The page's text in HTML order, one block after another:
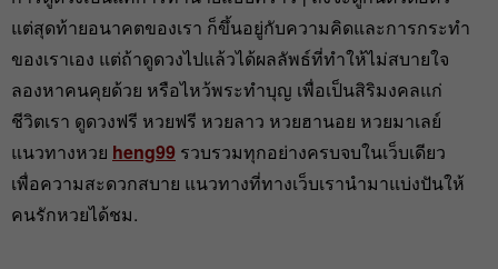
แต่สุดท้ายอนาคตของเรา ก็ขึ้นอยู่กับความคิดและการกระทำ
ของเราเอง แต่ถ้าดูดวงไปแล้วได้ผลลัพธ์ที่ทำให้ไม่สบายใจ
ลองหาคนคุยด้วย หรือไหว้พระทำบุญ เพื่อเป็นสิริมงคลแก่
ชีวิตเรา ดูดวงฟรี หวยฟรี หวยลาว หวยฮานอย หวยมาเลย์
แนวทางหวย heng99 รวบรวมทุกอย่างครบจบในเว็บเดียว
เพื่อความสะดวกสบาย แนวทางที่ทางเว็บเรานำมาแบ่งปันให้
คนรักหวยได้ชม.